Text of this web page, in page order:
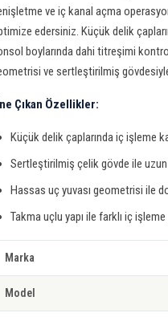
ve iç kanal açma
edersiniz. Küçük delik
boylarında dahi titreşimi
ve sertleştirilmiş
Çıkan Özellikler:
Küçük delik çaplarında iç işleme
Sertleştirilmiş çelik gövde ile
Hassas uç yuvası geometrisi ile
Takma uçlu yapı ile farklı iç
Marka
Model